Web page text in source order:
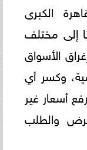
الكبرى
إلى مختلف
الأسواق
وكسر أي
أسعار غير
والطلب